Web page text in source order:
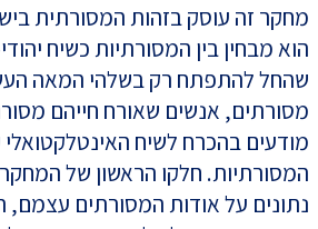
מחקר זה עוסק בזהות המסורתית
הוא מבחין בין המסורתיות כשיח
שהחל להתפתח רק בשלהי המאה
מסורתים, אנשים שאורח חייהם
מודעים בהכרח לשיח
המסורתיות. חלקו הראשון של
נתונים על אודות המסורתים